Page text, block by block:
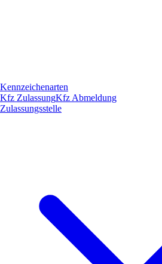
Kennzeichenarten
Kfz ZulassungKfz Abmeldung
Zulassungsstelle